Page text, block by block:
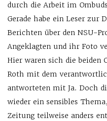
durch die Arbeit im
Gerade habe ein Leser zur
Berichten über den NSU-
Angeklagten und ihr Foto
Hier waren sich die beiden
Roth mit dem
antworteten mit Ja. Doch
wieder ein sensibles
Zeitung teilweise anders